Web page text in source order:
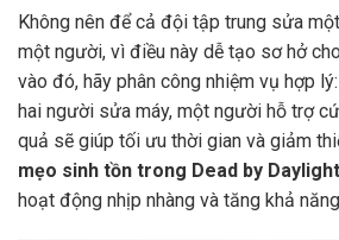
Không nên để cả đội tập trung sửa
một người, vì điều này dễ tạo sơ hở
vào đó, hãy phân công nhiệm vụ hợp
hai người sửa máy, một người hỗ trợ
quả sẽ giúp tối ưu thời gian và giảm
mẹo sinh tồn trong Dead by Daylight
hoạt động nhịp nhàng và tăng khả